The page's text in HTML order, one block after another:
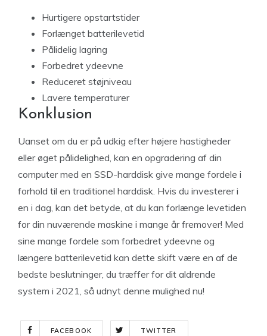
Hurtigere opstartstider
Forlænget batterilevetid
Pålidelig lagring
Forbedret ydeevne
Reduceret støjniveau
Lavere temperaturer
Konklusion
Uanset om du er på udkig efter højere hastigheder
eller øget pålidelighed, kan en opgradering af din
computer med en SSD-harddisk give mange fordele i
forhold til en traditionel harddisk. Hvis du investerer i
en i dag, kan det betyde, at du kan forlænge levetiden
for din nuværende maskine i mange år fremover! Med
sine mange fordele som forbedret ydeevne og
længere batterilevetid kan dette skift være en af de
bedste beslutninger, du træffer for dit aldrende
system i 2021, så udnyt denne mulighed nu!
FACEBOOK TWITTER